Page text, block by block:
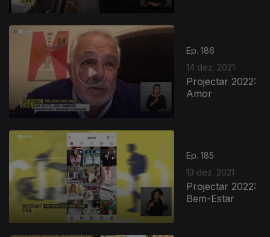
Ep. 186
14 dez. 2021
Projectar 2022:
Amor
Ep. 185
13 dez. 2021
Projectar 2022:
Bem-Estar